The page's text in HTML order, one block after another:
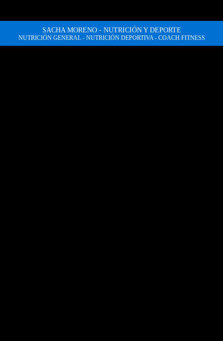
SACHA MORENO - NUTRICIÓN Y DEPORTE
NUTRICIÓN GENERAL - NUTRICIÓN DEPORTIVA - COACH FITNESS